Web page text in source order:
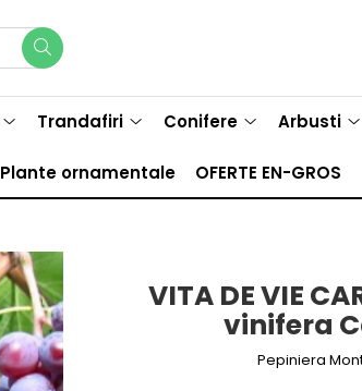
Trandafiri Conifere Arbusti
Plante ornamentale OFERTE EN-GROS
VITA DE VIE
vinifera
Pepiniera